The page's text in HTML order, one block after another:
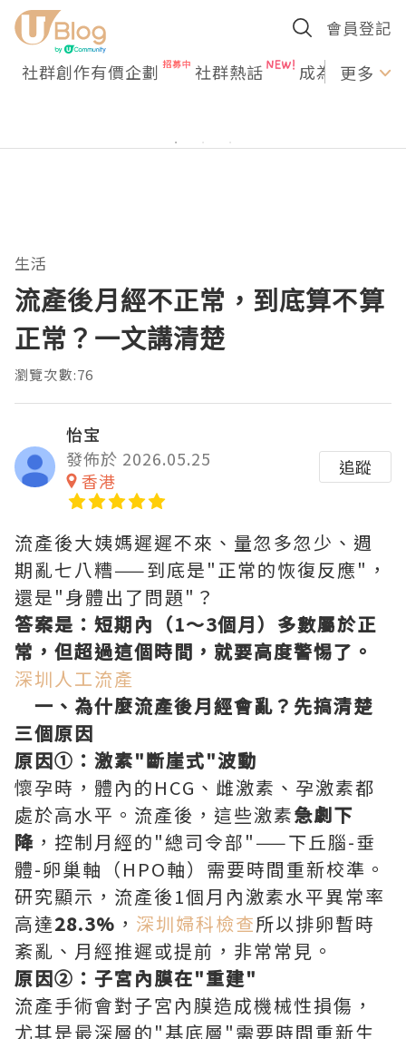
會員登記
社群創作有價企劃 社群熱話 成為U更多
生活
流產後月經不正常，到底算不算
正常？一文講清楚
瀏覽次數:76
怡宝
發佈於 2026.05.25
香港
追蹤
流產後大姨媽遲遲不來、量忽多忽少、週
期亂七八糟——到底是"正常的恢復反應"，
還是"身體出了問題"？
答案是：短期內（1～3個月）多數屬於正
常，但超過這個時間，就要高度警惕了。
深圳人工流產
一、為什麼流產後月經會亂？先搞清楚
三個原因
原因①：激素"斷崖式"波動
懷孕時，體內的HCG、雌激素、孕激素都
處於高水平。流產後，這些激素急劇下
降 ，控制月經的"總司令部"——下丘腦-垂
體-卵巢軸（HPO軸）需要時間重新校準。
研究顯示，流產後1個月內激素水平異常率
高達28.3% ， 深圳婦科檢查所以排卵暫時
紊亂、月經推遲或提前，非常常見。
原因②：子宮內膜在"重建"
流產手術會對子宮內膜造成機械性損傷，
尤其是最深層的"基底層"需要時間重新生